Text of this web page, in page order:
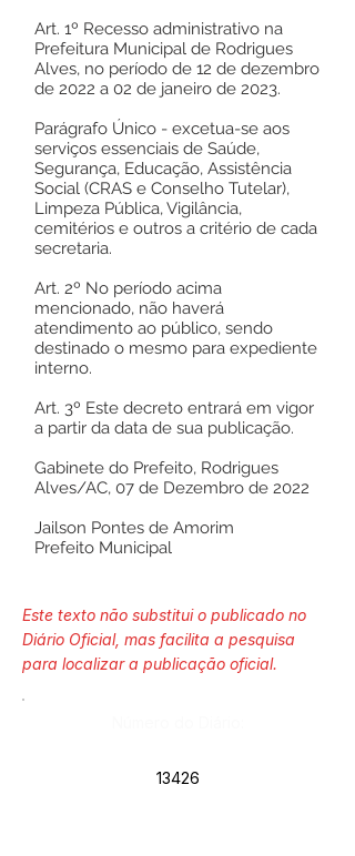
Art. 1º Recesso administrativo na
Prefeitura Municipal de Rodrigues
Alves, no período de 12 de dezembro
de 2022 a 02 de janeiro de 2023.
Parágrafo Único - excetua-se aos
serviços essenciais de Saúde,
Segurança, Educação, Assistência
Social (CRAS e Conselho Tutelar),
Limpeza Pública, Vigilância,
cemitérios e outros a critério de cada
secretaria.
Art. 2º No período acima
mencionado, não haverá
atendimento ao público, sendo
destinado o mesmo para expediente
interno.
Art. 3º Este decreto entrará em vigor
a partir da data de sua publicação.
Gabinete do Prefeito, Rodrigues
Alves/AC, 07 de Dezembro de 2022
Jailson Pontes de Amorim
Prefeito Municipal
Este texto não substitui o publicado no
Diário Oficial, mas facilita a pesquisa
para localizar a publicação oficial.
13426